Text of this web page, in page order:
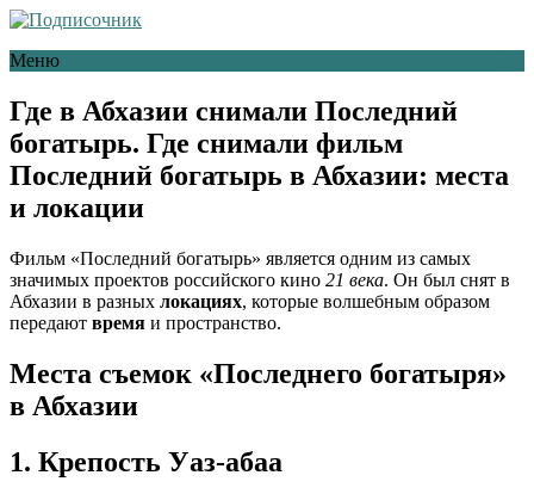
Меню
Где в Абхазии снимали Последний
богатырь. Где снимали фильм
Последний богатырь в Абхазии: места
и локации
Фильм «Последний богатырь» является одним из самых
значимых проектов российского кино 21 века. Он был снят в
Абхазии в разных локациях, которые волшебным образом
передают время и пространство.
Места съемок «Последнего богатыря»
в Абхазии
1. Крепость Уаз-абаа